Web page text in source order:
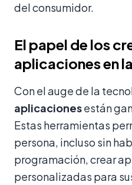
del consumidor.
El papel de los
aplicaciones en
Con el auge de la
aplicacionesestán
Estas herramientas
persona, incluso sin
programación, crear
personalizadas para